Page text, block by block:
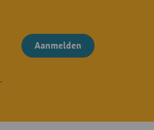
Aanmelden